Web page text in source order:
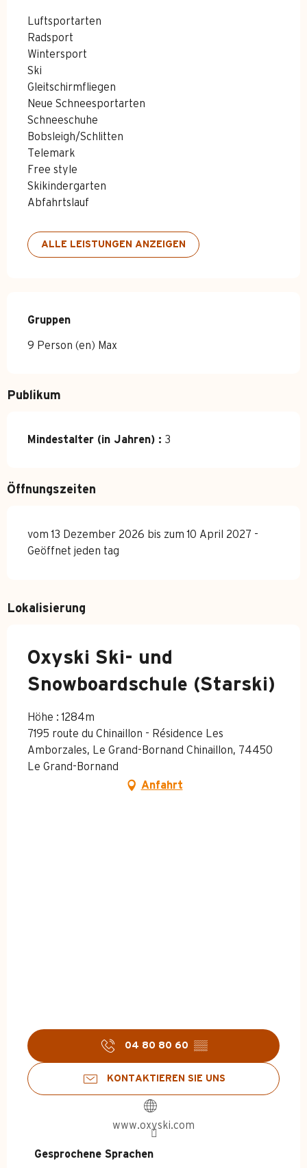
Luftsportarten
Radsport
Wintersport
Ski
Gleitschirmfliegen
Neue Schneesportarten
Schneeschuhe
Bobsleigh/Schlitten
Telemark
Free style
Skikindergarten
Abfahrtslauf
ALLE LEISTUNGEN ANZEIGEN
Gruppen
Gruppen
9 Person (en) Max
Publikum
Mindestalter (in Jahren) : 3
Öffnungszeiten
vom 13 Dezember 2026 bis zum 10 April 2027 -
Geöffnet jeden tag
Lokalisierung
Oxyski Ski- und
Snowboardschule (Starski)
Höhe : 1284m
7195 route du Chinaillon - Résidence Les
Amborzales, Le Grand-Bornand Chinaillon, 74450
Le Grand-Bornand
Anfahrt
04 80 80 60 ▒▒
KONTAKTIEREN SIE UNS
www.oxyski.com
Gesprochene Sprachen
Gesprochene Sprachen